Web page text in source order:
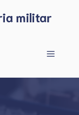
militar
Menu